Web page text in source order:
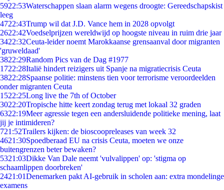
5922:53Waterschappen slaan alarm wegens droogte: Gereedschapskist
leeg
4722:43Trump wil dat J.D. Vance hem in 2028 opvolgt
2622:42Voedselprijzen wereldwijd op hoogste niveau in ruim drie jaar
3422:32Ceuta-leider noemt Marokkaanse grensaanval door migranten
'gruweldaad'
3822:29Random Pics van de Dag #1977
1722:28Italië hindert reizigers uit Spanje na migratiecrisis Ceuta
3822:28Spaanse politie: minstens tien voor terrorisme veroordeelden
onder migranten Ceuta
1522:25Long live the 7th of October
3022:20Tropische hitte keert zondag terug met lokaal 32 graden
6322:19Meer agressie tegen een andersluidende politieke mening, laat
jij je intimideren?
721:52Trailers kijken: de bioscoopreleases van week 32
4621:30Spoedberaad EU na crisis Ceuta, moeten we onze
buitengrenzen beter bewaken?
5321:03Dikke Van Dale neemt 'vulvalippen' op: 'stigma op
schaamlippen doorbreken'
2421:01Denemarken pakt AI-gebruik in scholen aan: extra mondelinge
examens